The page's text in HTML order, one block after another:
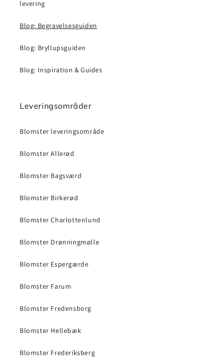
levering
Blog: Begravelsesguiden
Blog: Bryllupsguiden
Blog: Inspiration & Guides
Leveringsområder
Blomster leveringsområde
Blomster Allerød
Blomster Bagsværd
Blomster Birkerød
Blomster Charlottenlund
Blomster Drønningmølle
Blomster Espergærde
Blomster Farum
Blomster Fredensborg
Blomster Hellebæk
Blomster Frederiksberg